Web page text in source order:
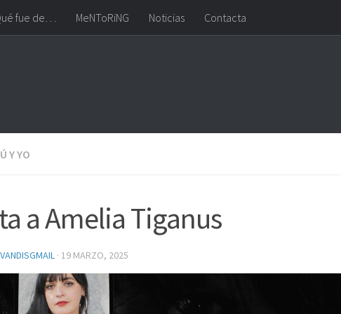
fue de… MeNToRiNG Noticias Contacta
Y YO
a Amelia Tiganus
· 19 MARZO, 2025